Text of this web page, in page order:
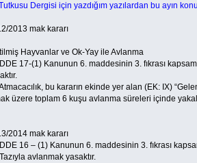
Dergisi için yazdığım yazılardan bu ayın
2013 mak kararı
Hayvanlar ve Ok-Yay ile Avlanma
17-(1) Kanunun 6. maddesinin 3. fıkrası
bu kararın ekinde yer alan (EK: IX)
üzere toplam 6 kuşu avlanma süreleri içinde
2014 mak kararı
16 – (1) Kanunun 6. maddesinin 3. fıkrası
avlanmak yasaktır.